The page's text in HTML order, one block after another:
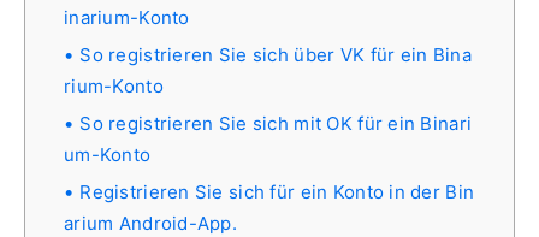
inarium-Konto
So registrieren Sie sich über VK für ein Bina
rium-Konto
So registrieren Sie sich mit OK für ein Binari
um-Konto
Registrieren Sie sich für ein Konto in der Bin
arium Android-App.